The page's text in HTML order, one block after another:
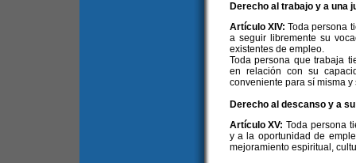
Derecho al trabajo y a una
Artículo XIV:Toda persona
a seguir libremente su
existentes de empleo.
Toda persona que trabaja
en relación con su
conveniente para sí misma y
Derecho al descanso y a
Artículo XV:Toda persona
y a la oportunidad de
mejoramiento espiritual,